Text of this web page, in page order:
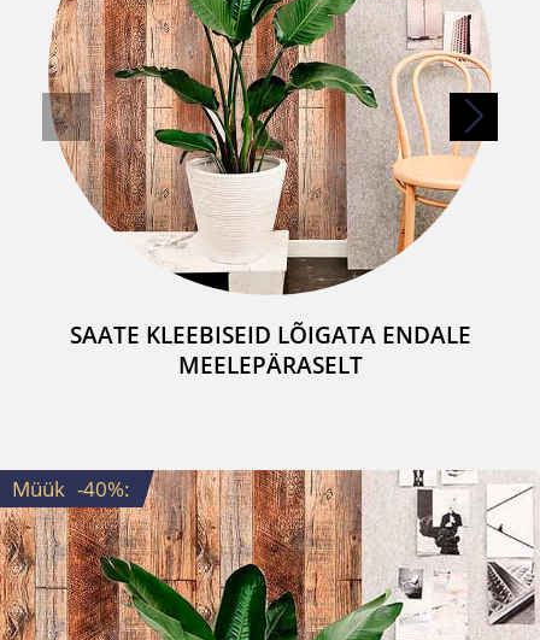
SAATE KLEEBISEID LÕIGATA ENDALE
MEELEPÄRASELT
Müük -40%: